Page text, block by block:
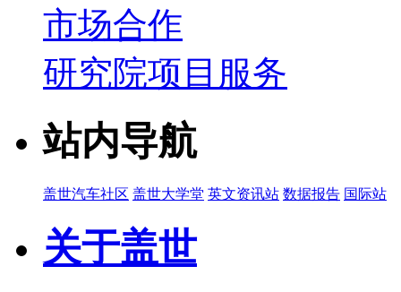
市场合作
研究院项目服务
站内导航
盖世汽车社区 盖世大学堂 英文资讯站 数据报告 国际站
关于盖世